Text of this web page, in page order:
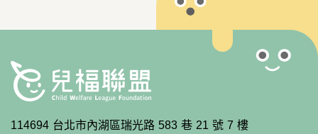
114694 台北市內湖區瑞光路 583 巷 21 號 7 樓